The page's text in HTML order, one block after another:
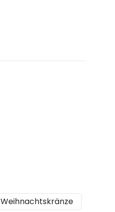
Weihnachtskränze